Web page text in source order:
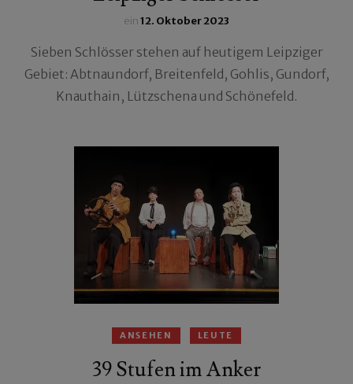
ein12. Oktober 2023
Sieben Schlösser stehen auf heutigem Leipziger
Gebiet: Abtnaundorf, Breitenfeld, Gohlis, Gundorf,
Knauthain, Lützschena und Schönefeld.
ANSEHEN LEUTE
39 Stufen im Anker